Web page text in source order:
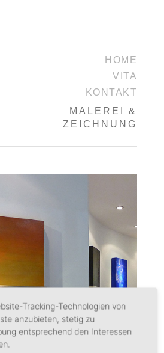
HOME
VITA
KONTAKT
MALEREI &
ZEICHNUNG
Tracking-Technologien von
anzubieten, stetig zu
entsprechend den Interessen